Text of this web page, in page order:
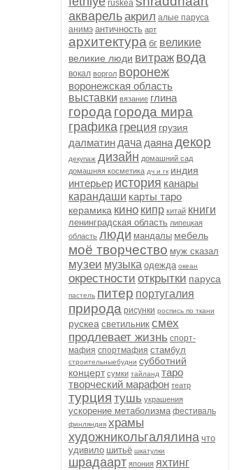
ruskea
акварельакрил алые паруса
анимэ античность арт
архитектура бг великие
великие люди витраж вода
вокал воргол воронеж
воронежская область
выставки вязание глина
города города мира
графика греция грузия
далматин дача даянадекор
декупаж дизайн домашний сад
домашняя косметика дч и гк индия
интерьер история канары
карандаши карты таро
керамика кино кипр китай книги
ленинградская область липецкая
область люди мандалы мебель
моё творчество муж сказал
музеи музыка одежда океан
окрестности открытки паруса
пастель питер португалия
природа рисунки роспись по ткани
рускеа светильник смех
продлевает жизнь спорт-
мафия спортмафия стамбул
строительныебудни субботний
концерт сумки тайланд таро
творческий марафон театр
турция тушь украшения
ускорение метаболизма фестиваль
финляндия храмы
художникольгалялина что
удивило шитьё шкатулки
шрадаарт япония яхтинг